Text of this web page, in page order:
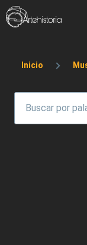
Pasar al contenido
Inicio